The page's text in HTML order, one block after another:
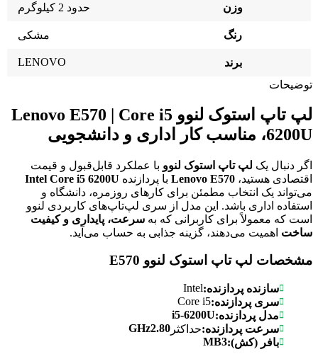
وزن حدود 2 کیلوگرم
رنگ مشکی
برند
LENOVO
توضیحات
لپ تاپ استوک لنوو Lenovo E570 | Core i5
6200U، مناسب کار اداری و دانشجویی
اگر دنبال یک لپ تاپ استوک لنوو با عملکرد قابل‌قبول و قیمت
اقتصادی هستید، Lenovo E570 با پردازنده Intel Core i5 6200U
می‌تواند یک انتخاب مطمئن برای کارهای روزمره، دانشگاه و
استفاده اداری باشد. این مدل از سری لپ‌تاپ‌های کاربردی لنوو
است که معمولاً برای کاربرانی که به سرعت، پایداری و کیفیت
ساخت اهمیت می‌دهند، گزینه جذابی به حساب می‌آید.
مشخصات لپ تاپ استوک لنوو E570
سازنده پردازنده:Intel
سری پردازنده:Core i5
مدل پردازنده:i5-6200U
سرعت پردازنده:حداکثر 2.80
GHz
بافر (کش):3
MB